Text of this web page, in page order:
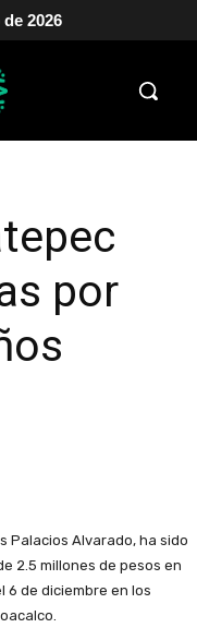
2026
por
Palacios Alvarado, ha sido
2.5 millones de pesos en
6 de diciembre en los